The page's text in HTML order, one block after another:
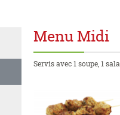
Menu Midi
Servis avec 1 soupe, 1